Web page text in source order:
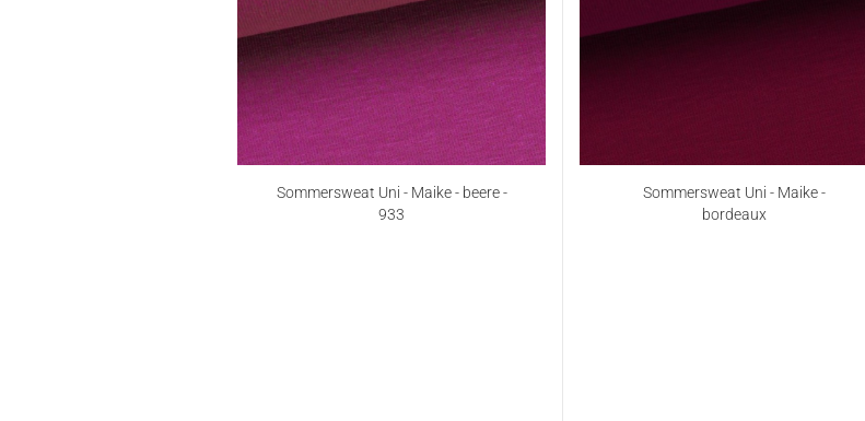
Sommersweat Uni - Maike - beere -
933
Sommersweat Uni - Maike -
bordeaux